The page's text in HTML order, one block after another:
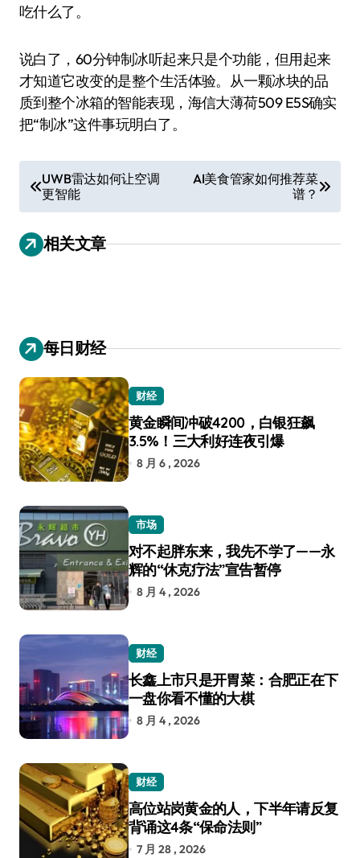
吃什么了。
说白了，60分钟制冰听起来只是个功能，但用起来
才知道它改变的是整个生活体验。从一颗冰块的品
质到整个冰箱的智能表现，海信大薄荷509 E5S确实
把“制冰”这件事玩明白了。
章
导
航
UWB雷达如何让空调
更智能
AI美食管家如何推荐菜
谱？
相关文章
每日财经
财经
黄金瞬间冲破4200，白银狂飙
3.5%！三大利好连夜引爆
8 月 6 , 2026
市场
对不起胖东来，我先不学了——永
辉的“休克疗法”宣告暂停
8 月 4 , 2026
财经
长鑫上市只是开胃菜：合肥正在下
一盘你看不懂的大棋
8 月 4 , 2026
财经
高位站岗黄金的人，下半年请反复
背诵这4条“保命法则”
7 月 28 , 2026